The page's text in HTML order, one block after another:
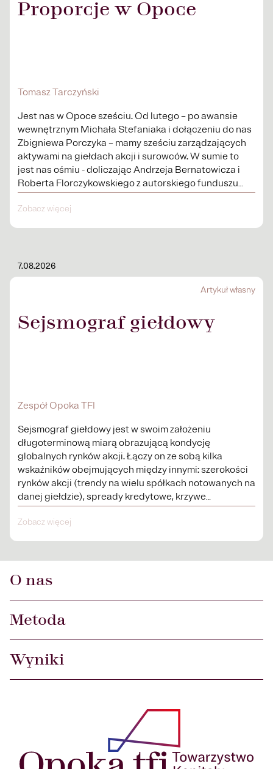
Proporcje w Opoce
Tomasz Tarczyński
Jest nas w Opoce sześciu. Od lutego – po awansie
wewnętrznym Michała Stefaniaka i dołączeniu do nas
Zbigniewa Porczyka – mamy sześciu zarządzających
aktywami na giełdach akcji i surowców. W sumie to
jest nas ośmiu - doliczając Andrzeja Bernatowicza i
Roberta Florczykowskiego z autorskiego funduszu
Third dot – osiem osób...
Zobacz więcej
7.08.2026
Artykuł własny
Sejsmograf giełdowy
Zespół Opoka TFI
Sejsmograf giełdowy jest w swoim założeniu
długoterminową miarą obrazującą kondycję
globalnych rynków akcji. Łączy on ze sobą kilka
wskaźników obejmujących między innymi: szerokości
rynków akcji (trendy na wielu spółkach notowanych na
danej giełdzie), spready kredytowe, krzywe
procentowe.
Zobacz więcej
O nas
Metoda
Wyniki